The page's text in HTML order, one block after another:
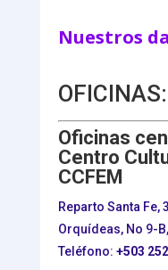
Nuestros
OFICINAS:
Oficinas
Centro
CCFEM
Reparto Santa Fe,
Orquídeas, No 9-
Teléfono: +503